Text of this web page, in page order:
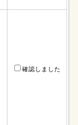
確認しました